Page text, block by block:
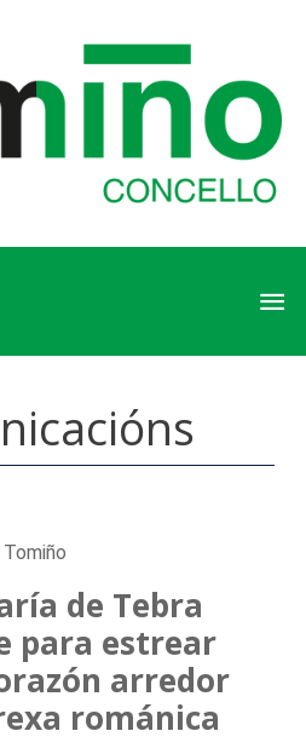
Tomiño
de Tebra
para estrear
arredor
románica